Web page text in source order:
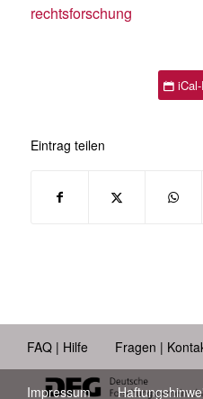
rechtsforschung
Eintrag teilen
FAQ | Hilfe Fragen |
Impressum